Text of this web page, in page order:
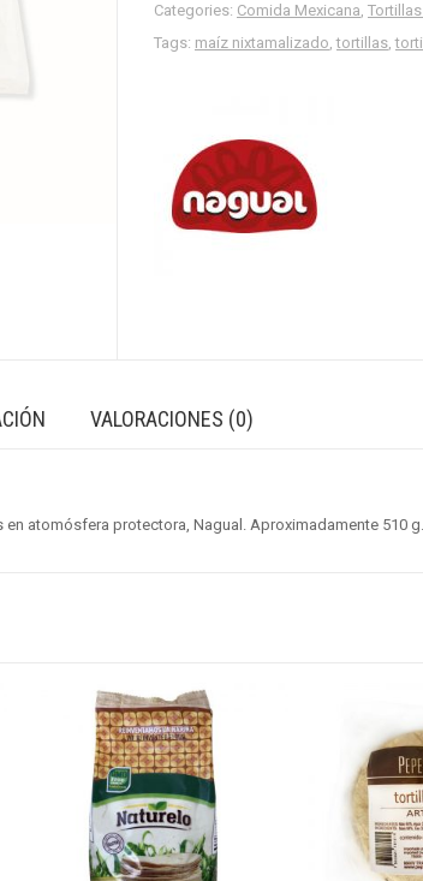
Categories: Comida Mexicana,
Tags: maíz nixtamalizado,tortillas,
VALORACIONES (0)
atomósfera protectora, Nagual. Aproximadamente 510 g.